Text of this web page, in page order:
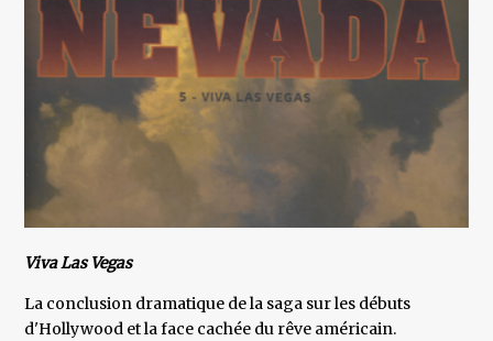
Viva Las Vegas
La conclusion dramatique de la saga sur les débuts
d'Hollywood et la face cachée du rêve américain.